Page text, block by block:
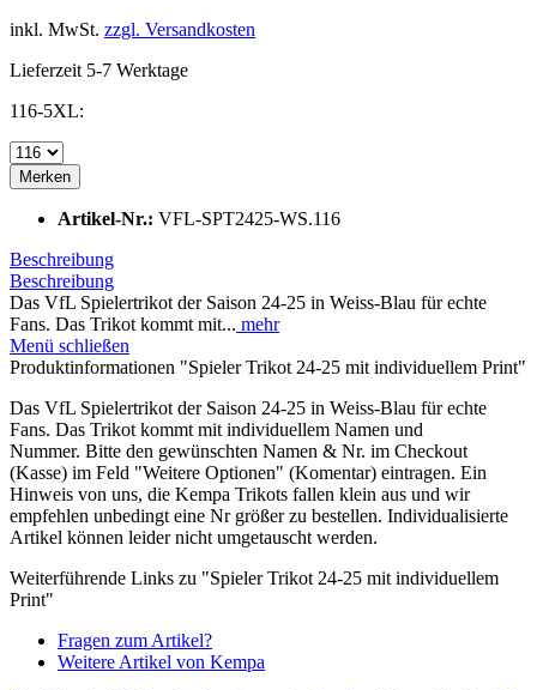
inkl. MwSt. zzgl. Versandkosten
Lieferzeit 5-7 Werktage
116-5XL:
Merken
Artikel-Nr.: VFL-SPT2425-WS.116
Beschreibung
Beschreibung
Das VfL Spielertrikot der Saison 24-25 in Weiss-Blau für echte
Fans. Das Trikot kommt mit... mehr
Menü schließen
Produktinformationen "Spieler Trikot 24-25 mit individuellem Print"
Das VfL Spielertrikot der Saison 24-25 in Weiss-Blau für echte
Fans. Das Trikot kommt mit individuellem Namen und
Nummer. Bitte den gewünschten Namen & Nr. im Checkout
(Kasse) im Feld "Weitere Optionen" (Komentar) eintragen. Ein
Hinweis von uns, die Kempa Trikots fallen klein aus und wir
empfehlen unbedingt eine Nr größer zu bestellen. Individualisierte
Artikel können leider nicht umgetauscht werden.
Weiterführende Links zu "Spieler Trikot 24-25 mit individuellem
Print"
Fragen zum Artikel?
Weitere Artikel von Kempa